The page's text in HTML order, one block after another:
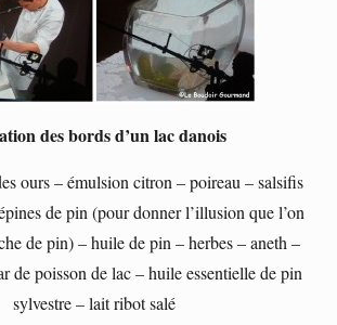
des bords d’un lac danois
ours – émulsion citron – poireau – salsifis
de pin (pour donner l’illusion que l’on
de pin) – huile de pin – herbes – aneth –
de poisson de lac – huile essentielle de pin
sylvestre – lait ribot salé